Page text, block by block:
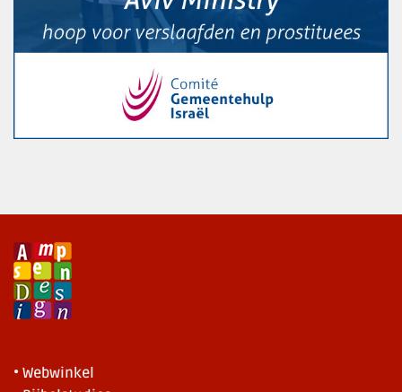
• Webwinkel